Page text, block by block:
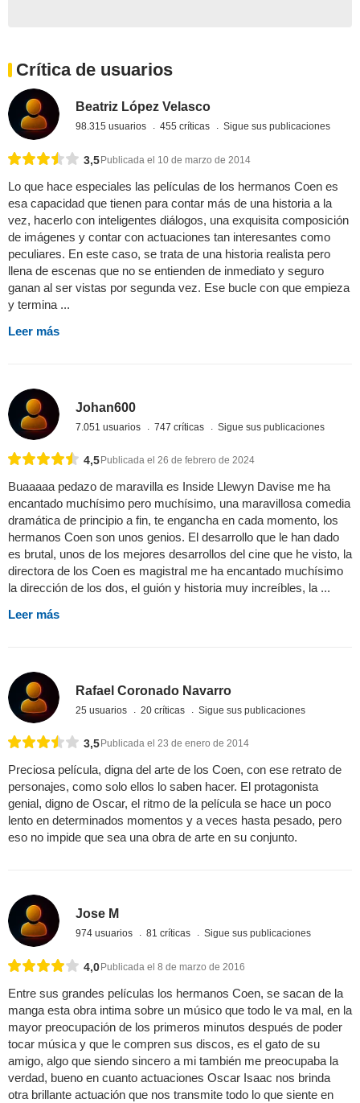
Crítica de usuarios
Beatriz López Velasco
98.315 usuarios 455 críticas Sigue sus publicaciones
3,5 Publicada el 10 de marzo de 2014
Lo que hace especiales las películas de los hermanos Coen es
esa capacidad que tienen para contar más de una historia a la
vez, hacerlo con inteligentes diálogos, una exquisita composición
de imágenes y contar con actuaciones tan interesantes como
peculiares. En este caso, se trata de una historia realista pero
llena de escenas que no se entienden de inmediato y seguro
ganan al ser vistas por segunda vez. Ese bucle con que empieza
y termina ...
Leer más
Johan600
7.051 usuarios 747 críticas Sigue sus publicaciones
4,5 Publicada el 26 de febrero de 2024
Buaaaaa pedazo de maravilla es Inside Llewyn Davise me ha
encantado muchísimo pero muchísimo, una maravillosa comedia
dramática de principio a fin, te engancha en cada momento, los
hermanos Coen son unos genios. El desarrollo que le han dado
es brutal, unos de los mejores desarrollos del cine que he visto, la
directora de los Coen es magistral me ha encantado muchísimo
la dirección de los dos, el guión y historia muy increíbles, la ...
Leer más
Rafael Coronado Navarro
25 usuarios 20 críticas Sigue sus publicaciones
3,5 Publicada el 23 de enero de 2014
Preciosa película, digna del arte de los Coen, con ese retrato de
personajes, como solo ellos lo saben hacer. El protagonista
genial, digno de Oscar, el ritmo de la película se hace un poco
lento en determinados momentos y a veces hasta pesado, pero
eso no impide que sea una obra de arte en su conjunto.
Jose M
974 usuarios 81 críticas Sigue sus publicaciones
4,0Publicada el 8 de marzo de 2016
Entre sus grandes películas los hermanos Coen, se sacan de la
manga esta obra intima sobre un músico que todo le va mal, en la
mayor preocupación de los primeros minutos después de poder
tocar música y que le compren sus discos, es el gato de su
amigo, algo que siendo sincero a mi también me preocupaba la
verdad, bueno en cuanto actuaciones Oscar Isaac nos brinda
otra brillante actuación que nos transmite todo lo que siente en